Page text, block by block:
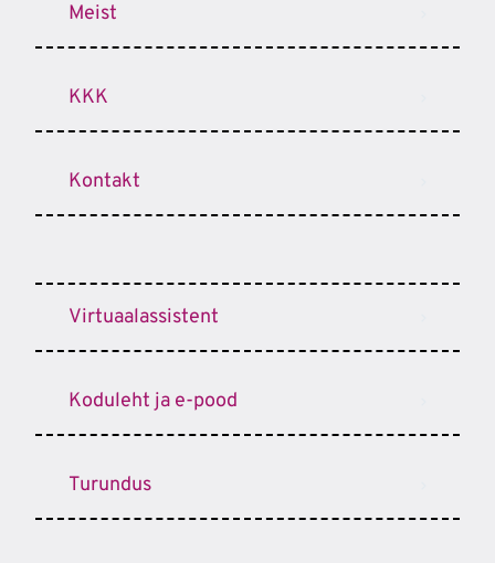
Meist
KKK
Kontakt
Virtuaalassistent
Koduleht ja e-pood
Turundus